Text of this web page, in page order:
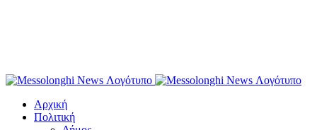
Αρχική
Πολιτική